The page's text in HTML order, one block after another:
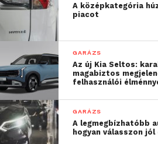
A középkategória
piacot
GARÁZS
Az új Kia Seltos:
magabiztos
felhasználói
GARÁZS
A legmegbízhatóbb
hogyan válasszon jól